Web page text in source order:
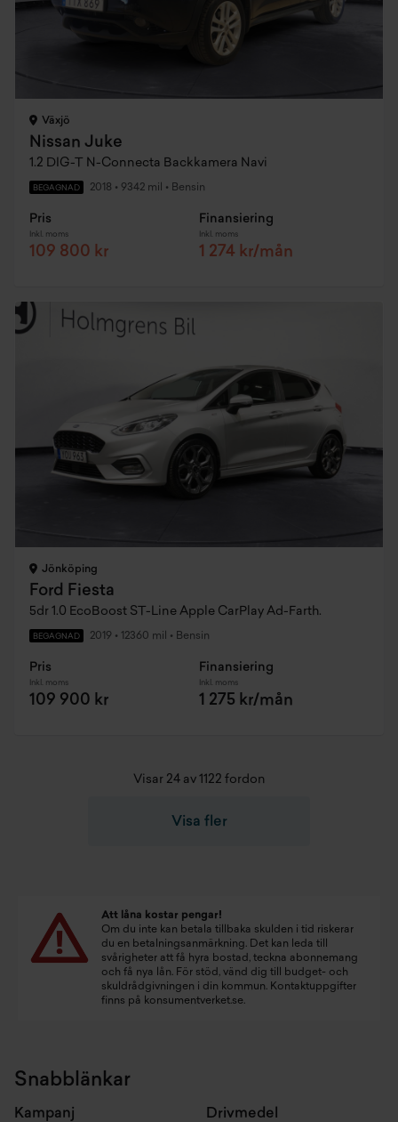
Växjö
Nissan Juke
1.2 DIG-T N-Connecta Backkamera Navi
BEGAGNAD 2018 • 9342 mil • Bensin
Pris
Inkl. moms
109 800 kr
Finansiering
Inkl. moms
1 274 kr/mån
Jönköping
Ford Fiesta
5dr 1.0 EcoBoost ST-Line Apple CarPlay Ad-Farth.
BEGAGNAD 2019 • 12360 mil • Bensin
Pris
Inkl. moms
109 900 kr
Finansiering
Inkl. moms
1 275 kr/mån
Visar 24 av 1122 fordon
Visa fler
Att låna kostar pengar!
Om du inte kan betala tillbaka skulden i tid riskerar
du en betalningsanmärkning. Det kan leda till
svårigheter att få hyra bostad, teckna abonnemang
och få nya lån. För stöd, vänd dig till budget- och
skuldrådgivningen i din kommun. Kontaktuppgifter
finns på konsumentverket.se.
Snabblänkar
Kampanj Drivmedel